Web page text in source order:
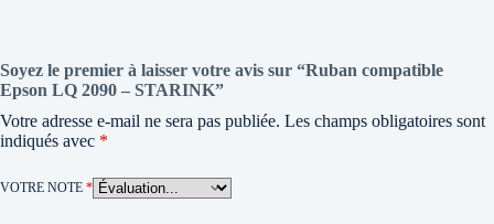
Soyez le premier à laisser votre avis sur “Ruban compatible
Epson LQ 2090 – STARINK”
Votre adresse e-mail ne sera pas publiée. Les champs obligatoires sont
indiqués avec *
VOTRE NOTE *